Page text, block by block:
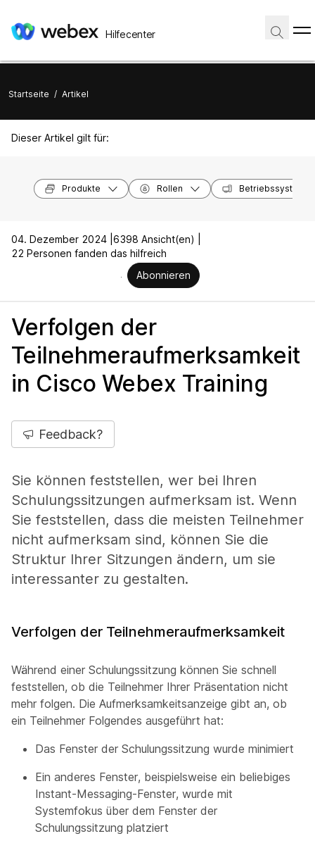
Hilfecenter
Startseite / Artikel
Dieser Artikel gilt für:
Produkte Rollen Betriebssysteme
04. Dezember 2024 | 6398 Ansicht(en) |
22 Personen fanden das hilfreich
Abonnieren
Verfolgen der
Teilnehmeraufmerksamkeit
in Cisco Webex Training
Feedback?
Sie können feststellen, wer bei Ihren
Schulungssitzungen aufmerksam ist. Wenn
Sie feststellen, dass die meisten Teilnehmer
nicht aufmerksam sind, können Sie die
Struktur Ihrer Sitzungen ändern, um sie
interessanter zu gestalten.
Verfolgen der Teilnehmeraufmerksamkeit
Während einer Schulungssitzung können Sie schnell
feststellen, ob die Teilnehmer Ihrer Präsentation nicht
mehr folgen. Die Aufmerksamkeitsanzeige gibt an, ob
ein Teilnehmer Folgendes ausgeführt hat:
Das Fenster der Schulungssitzung wurde minimiert
Ein anderes Fenster, beispielsweise ein beliebiges
Instant-Messaging-Fenster, wurde mit
Systemfokus über dem Fenster der
Schulungssitzung platziert